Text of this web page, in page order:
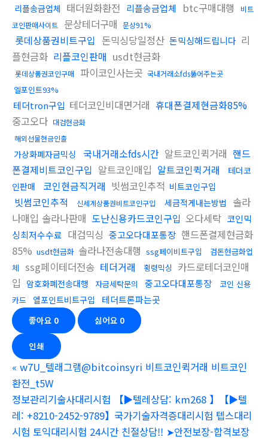
리플송금업체 태더원화환전 리플송금업체 btc구매대행
비트
코인판매사이트
문상테더구매 문상91%
롯데상품권비트구입 돈믹싱당일정산 돈믹싱해드립니다 리
플현금화 리플코인판매 usdt현금화
롯데상품권코인구매 파이코인사는곳 국내거래소fds뚫어주는곳
엘포인트93%
테더tron구입 테더코인비대면거래 휴대폰결제현금화85%
중고오다 대검현금화
해외선물현금인출
가상화폐자금믹싱 국내거래소fds시간 알트코인퀵거래 핸드
폰결제비트코인구입 알트코인매입 알트코인퀵거래
테더코
인판매
코인현금직거래 빗썸코인추적 비트코인구입
빗썸코인추적 신세계상품권비트코인구입 세금적게내는방법
솔라
나매입 솔라나판매 도난신용카드코인구입 오다세탁 코인믹
싱최저수수료 대검믹싱 중고오다대포통장 핸드폰결제현금화
85% usdt현금화 솔라나전송대행 ssg페이비트구입
검돈현금화업
체 ssg페이테더전송 테더거래 횡령믹싱
카드로테더코인매
입 암호화폐전송대행 자금세탁문의 중고오다대포통장
코인 신용
카드
엘포인트비트구입 테더트론파는곳
좋아요 0 싫어요 0
인쇄
« w7U_텔래그램@bitcoinsyri 비트코인퀵거래 비트코인
환전_t5W
정보관리기술사대리시험 【▶텔레상담: km268 】【▶텔
레: +8210-2452-9789】국가기술자격증대리시험 텝스대리
시험 토익대리시험 24시간 친절상담!! ➤안전보장-합격보장